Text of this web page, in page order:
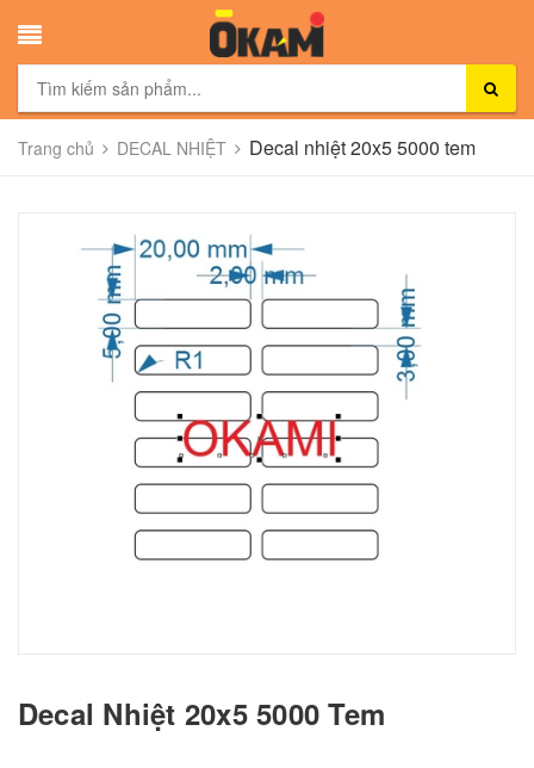
Trang chủ DECAL NHIỆT Decal nhiệt 20x5 5000 tem
Decal Nhiệt 20x5 5000 Tem